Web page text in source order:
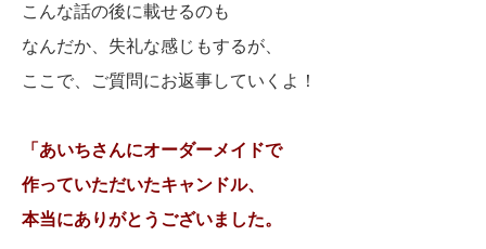
こんな話の後に載せるのも
なんだか、失礼な感じもするが、
ここで、ご質問にお返事していくよ！
「あいちさんにオーダーメイドで
作っていただいたキャンドル、
本当にありがとうございました。